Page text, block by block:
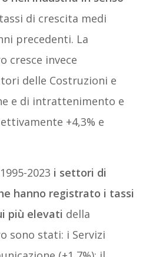
di crescita medi
precedenti. La
cresce invece
delle Costruzioni e
e di intrattenimento e
+4,3% e
2023 i settori di
hanno registrato i tassi
più elevati della
sono stati: i Servizi